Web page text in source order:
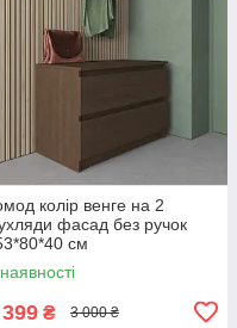
колір венге на 2
фасад без ручок
см
₴ 3 000 ₴